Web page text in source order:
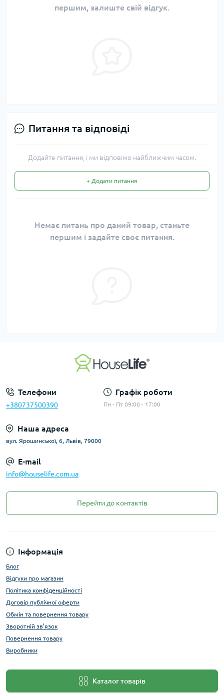
першим, залиште свій відгук.
Питання та відповіді
Додайте питання, і ми відповімо найближчим часом.
+ Додати питання
Немає питань про даний товар, станьте
першим і задайте своє питання.
Телефони
+380737500390
Графік роботи
Пн - Пт 09:00 - 17:00
Наша адреса
вул. Ярошинської, 6, Львів, 79000
E-mail
info@houselife.com.ua
Перейти до контактів
Інформація
Блог
Відгуки про магазин
Політика конфіденційності
Договір публічної оферти
Обмін та повернення товару
Зворотній зв’язок
Повернення товару
Виробники
Каталог товарів